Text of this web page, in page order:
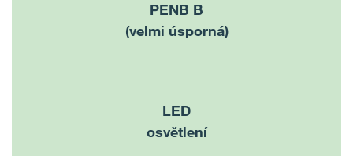
PENB B
(velmi úsporná)
LED
osvětlení